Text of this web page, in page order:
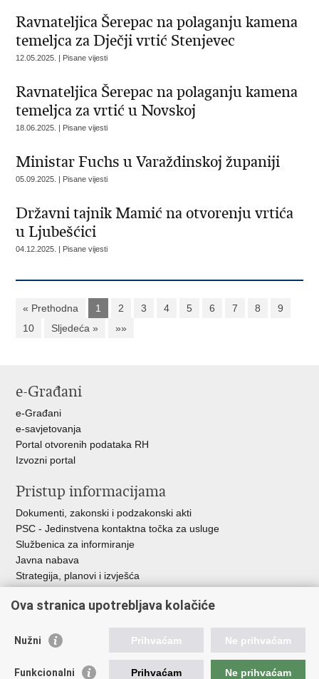
Ravnateljica Šerepac na polaganju kamena
temeljca za Dječji vrtić Stenjevec
12.05.2025. | Pisane vijesti
Ravnateljica Šerepac na polaganju kamena
temeljca za vrtić u Novskoj
18.06.2025. | Pisane vijesti
Ministar Fuchs u Varaždinskoj županiji
05.09.2025. | Pisane vijesti
Državni tajnik Mamić na otvorenju vrtića
u Ljubešćici
04.12.2025. | Pisane vijesti
« Prethodna 1 2 3 4 5 6 7 8
9
10
Sljedeća » »»
e-Građani
e-Građani
e-savjetovanja
Portal otvorenih podataka RH
Izvozni portal
Pristup informacijama
Dokumenti, zakonski i podzakonski akti
PSC - Jedinstvena kontaktna točka za usluge
Službenica za informiranje
Javna nabava
Strategija, planovi i izvješća
Korisne poveznice
Vlada RH
Ova stranica upotrebljava kolačiće
Nužni Prihvaćam Ne prihvaćam
Funkcionalni Prihvaćam Ne prihvaćam